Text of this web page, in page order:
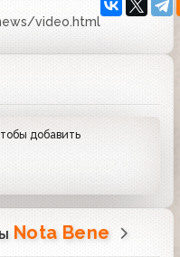
video.html
добавить
Nota Bene